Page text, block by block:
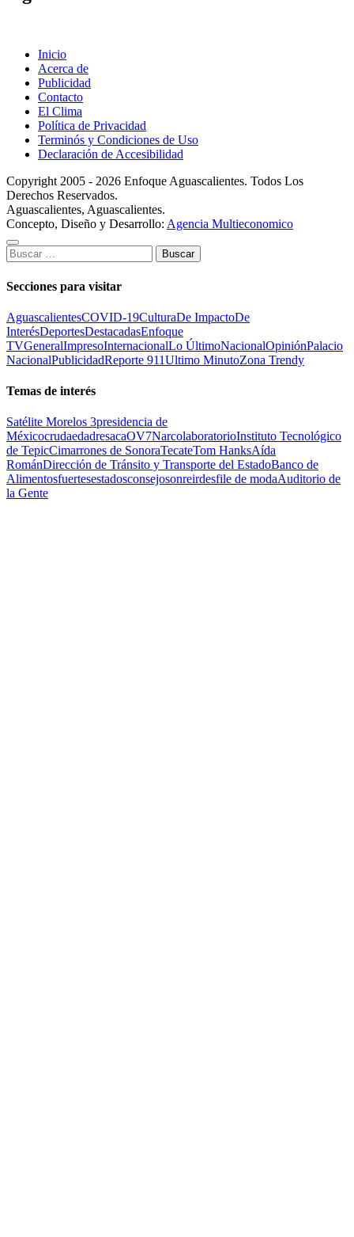
Inicio
Acerca de
Publicidad
Contacto
El Clima
Política de Privacidad
Terminós y Condiciones de Uso
Declaración de Accesibilidad
Copyright 2005 - 2026 Enfoque Aguascalientes. Todos Los
Derechos Reservados.
Aguascalientes, Aguascalientes.
Concepto, Diseño y Desarrollo: Agencia Multieconomico
Buscar:
Secciones para visitar
AguascalientesCOVID-19CulturaDe ImpactoDe
InterésDeportesDestacadasEnfoque
TVGeneralImpresoInternacionalLo ÚltimoNacionalOpiniónPalacio
NacionalPublicidadReporte 911Ultimo MinutoZona Trendy
Temas de interés
Satélite Morelos 3presidencia de
MéxicocrudaedadresacaOV7NarcolaboratorioInstituto Tecnológico
de TepicCimarrones de SonoraTecateTom HanksAída
RománDirección de Tránsito y Transporte del EstadoBanco de
Alimentosfuertesestadosconsejosonreirdesfile de modaAuditorio de
la Gente